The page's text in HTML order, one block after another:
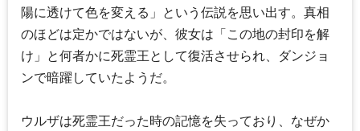
陽に透けて色を変える」という伝説を思い出す。真相
のほどは定かではないが、彼女は「この地の封印を解
け」と何者かに死霊王として復活させられ、ダンジョ
ンで暗躍していたようだ。
ウルザは死霊王だった時の記憶を失っており、なぜか